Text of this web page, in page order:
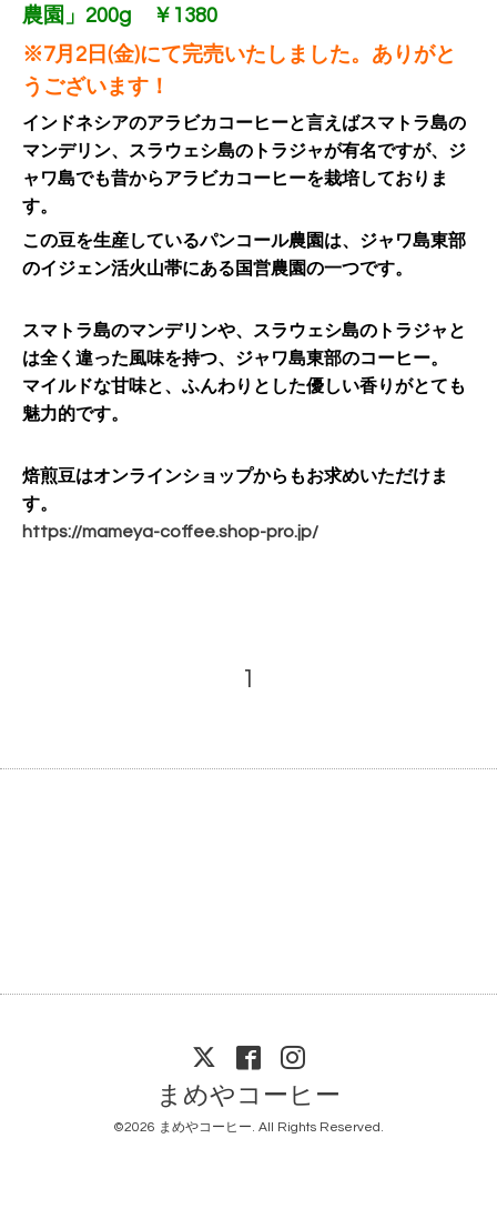
農園」200g ￥1380
※7月2日(金)にて完売いたしました。ありがと
うございます！
インドネシアのアラビカコーヒーと言えばスマトラ島の
マンデリン、スラウェシ島のトラジャが有名ですが、ジ
ャワ島でも昔からアラビカコーヒーを栽培しておりま
す。
この豆を生産しているパンコール農園は、ジャワ島東部
のイジェン活火山帯にある国営農園の一つです。
スマトラ島のマンデリンや、スラウェシ島のトラジャと
は全く違った風味を持つ、ジャワ島東部のコーヒー。
マイルドな甘味と、ふんわりとした優しい香りがとても
魅力的です。
焙煎豆はオンラインショップからもお求めいただけま
す。
https://mameya-coffee.shop-pro.jp/
1
まめやコーヒー
©2026 まめやコーヒー. All Rights Reserved.